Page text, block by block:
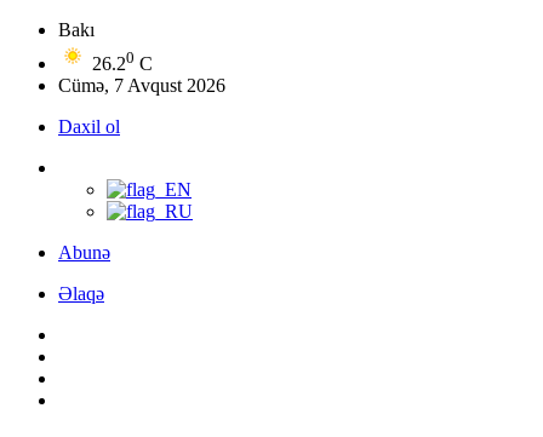
Bakı
26.20 C
Cümə, 7 Avqust 2026
Daxil ol
Abunə
Əlaqə